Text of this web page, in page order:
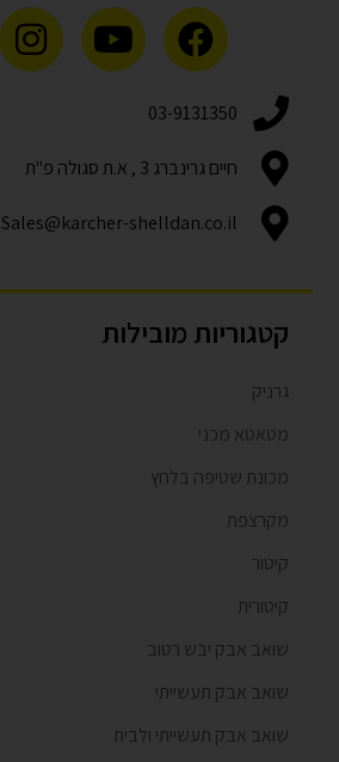
03-9131350
חיים גרינברג 3 , א.ת סגולה פ"ת
Sales@karcher-shelldan.co.il
קטגוריות מובילות
גרניק
מטאטא מכני
מכונת שטיפה בלחץ
מקרצפת
קיטור
קיטורית
שואב אבק יבש רטוב
שואב אבק תעשייתי
שואב אבק תעשייתי ולבית